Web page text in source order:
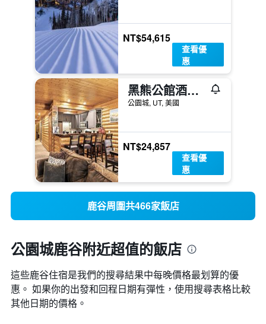
NT$54,615
查看優
惠
黑熊公館酒店 - 公園市
公園城, UT, 美國
NT$24,857
查看優
惠
鹿谷周圍共466家飯店
公園城鹿谷附近超值的飯店
這些鹿谷​住宿是我們的搜尋結果中每晚價格最划算的優
惠。 如果你的出發和回程日期有彈性，使用搜尋表格比較
其他日期的價格。